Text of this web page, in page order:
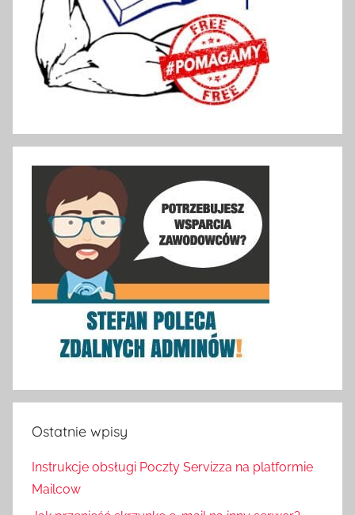
Ostatnie wpisy
Instrukcje obsługi Poczty Servizza na platformie
Mailcow